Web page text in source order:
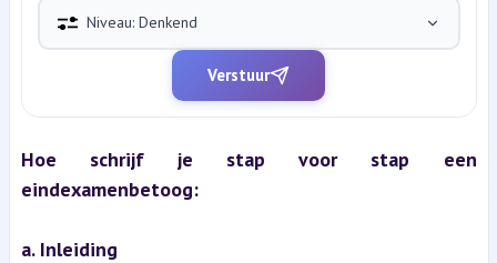
Niveau: Denkend
Verstuur
Hoe schrijf je stap voor stap een
eindexamenbetoog:
a. Inleiding